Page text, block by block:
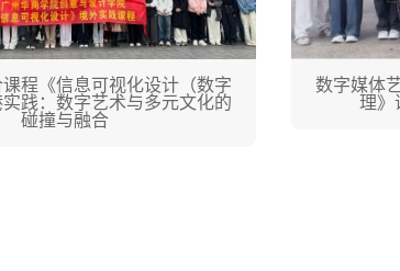
程《信息可视化设计（数字
践：数字艺术与多元文化的
碰撞与融合
数字媒体
理》